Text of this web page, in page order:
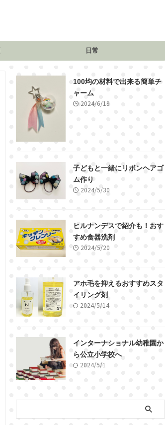
日常
100均の材料で出来る簡単チ
ャーム
2024/6/19
子どもと一緒にリボンヘアゴ
ム作り
2024/5/30
ヒルナンデスで紹介も！おす
すめ食器洗剤
2024/5/20
アホ毛を抑えるおすすめスタ
イリング剤
2024/5/14
インターナショナル幼稚園か
ら公立小学校へ
2024/5/1